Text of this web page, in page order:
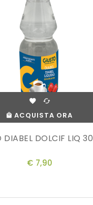
ACQUISTA ORA
DIABEL DOLCIF LIQ
€ 7,90